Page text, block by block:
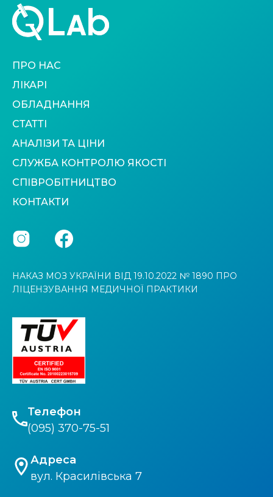
ПРО НАС
ЛІКАРІ
ОБЛАДНАННЯ
СТАТТІ
АНАЛІЗИ ТА ЦІНИ
СЛУЖБА КОНТРОЛЮ ЯКОСТІ
СПІВРОБІТНИЦТВО
КОНТАКТИ
НАКАЗ МОЗ УКРАЇНИ ВІД 19.10.2022 № 1890 ПРО
ЛІЦЕНЗУВАННЯ МЕДИЧНОЇ ПРАКТИКИ
Телефон
(095) 370-75-51
Адреса
вул. Красилівська 7